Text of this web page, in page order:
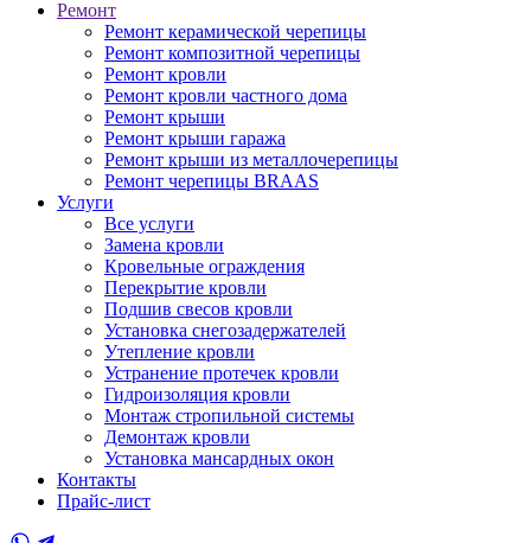
Ремонт
Ремонт керамической черепицы
Ремонт композитной черепицы
Ремонт кровли
Ремонт кровли частного дома
Ремонт крыши
Ремонт крыши гаража
Ремонт крыши из металлочерепицы
Ремонт черепицы BRAAS
Услуги
Все услуги
Замена кровли
Кровельные ограждения
Перекрытие кровли
Подшив свесов кровли
Установка снегозадержателей
Утепление кровли
Устранение протечек кровли
Гидроизоляция кровли
Монтаж стропильной системы
Демонтаж кровли
Установка мансардных окон
Контакты
Прайс-лист